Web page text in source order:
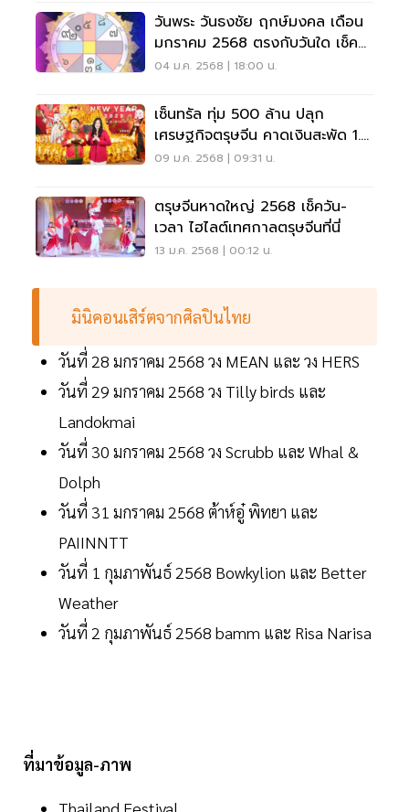
วันพระ วันธงชัย ฤกษ์มงคล เดือน
มกราคม 2568 ตรงกับวันใด เช็ค
เลย
04 ม.ค. 2568 | 18:00 น.
เซ็นทรัล ทุ่ม 500 ล้าน ปลุก
เศรษฐกิจตรุษจีน คาดเงินสะพัด 1.5
หมื่นล้าน
09 ม.ค. 2568 | 09:31 น.
ตรุษจีนหาดใหญ่ 2568 เช็ควัน-
เวลา ไฮไลต์เทศกาลตรุษจีนที่นี่
13 ม.ค. 2568 | 00:12 น.
มินิคอนเสิร์ตจากศิลปินไทย
วันที่ 28 มกราคม 2568 วง MEAN และ วง HERS
วันที่ 29 มกราคม 2568 วง Tilly birds และ
Landokmai
วันที่ 30 มกราคม 2568 วง Scrubb และ Whal &
Dolph
วันที่ 31 มกราคม 2568 ต้าห์อู๋ พิทยา และ
PAIINNTT
วันที่ 1 กุมภาพันธ์ 2568 Bowkylion และ Better
Weather
วันที่ 2 กุมภาพันธ์ 2568 bamm และ Risa Narisa
ที่มาข้อมูล-ภาพ
Thailand Festival